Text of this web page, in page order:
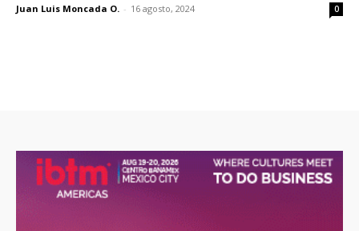
Juan Luis Moncada O. - 16 agosto, 2024 0